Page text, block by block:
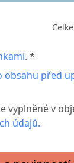
. *
obsahu před
vyplněné v
údajů.